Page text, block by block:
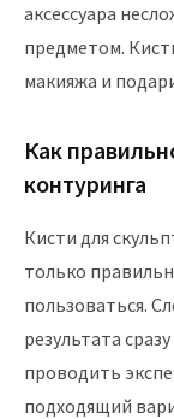
аксессуара
предметом.
макияжа и
Как
контуринга
Кисти для
только
пользоваться.
результата
проводить
подходящий